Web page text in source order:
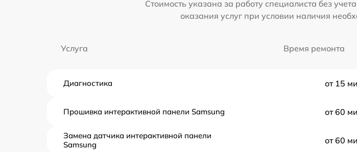
Стоимость указана за работу специалиста без
оказания услуг при условии наличия
Услуга Время ремонта
Диагностика от 15
Прошивка интерактивной панели Samsung от 60
Замена датчика интерактивной панели
Samsung
от 60